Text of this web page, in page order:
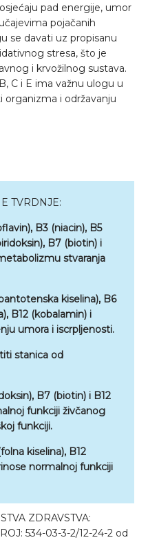
pad energije, umor
pojačanih
se davati uz propisanu
stresa, što je
i krvožilnog sustava.
C i E ima važnu ulogu u
organizma i održavanju
TVRDNJE:
B3 (niacin), B5
B7 (biotin) i
stvaranja
kiselina), B6
B12 (kobalamin) i
umora i iscrpljenosti.
stanica od
B7 (biotin) i B12
funkciji živčanog
funkciji.
kiselina), B12
normalnoj funkciji
ZDRAVSTVA:
534-03-3-2/12-24-2 od